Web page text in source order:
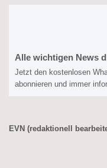
Alle wichtigen News
Jetzt den kostenlosen
abonnieren und immer
EVN (redaktionell